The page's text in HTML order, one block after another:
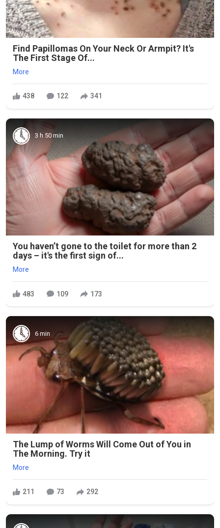
Find Papillomas On Your Neck Or Armpit? It's
The First Stage Of...
More
438 122 341
3 h 50 min
You haven’t gone to the toilet for more than 2
days – it's the first sign of...
More
483 109 173
6 min
The Lump of Worms Will Come Out of You in
The Morning. Try it
More
211 73 292